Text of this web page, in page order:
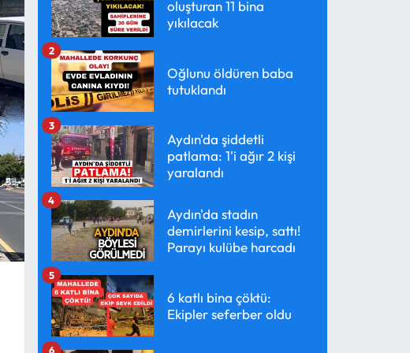
oluşturan 11 bina
yıkılacak
Oğlunu öldüren baba
tutuklandı
2
Aydın'da şiddetli
patlama: 1'i ağır 2 kişi
yaralandı
3
Aydın'da stadın
demirlerini kesip, sattı!
Parayı kulübe harcadı
4
6 katlı bina çöktü:
Ekipler seferber oldu
5
6